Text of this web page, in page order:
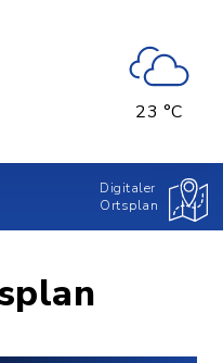
23 °C
Digitaler
Ortsplan